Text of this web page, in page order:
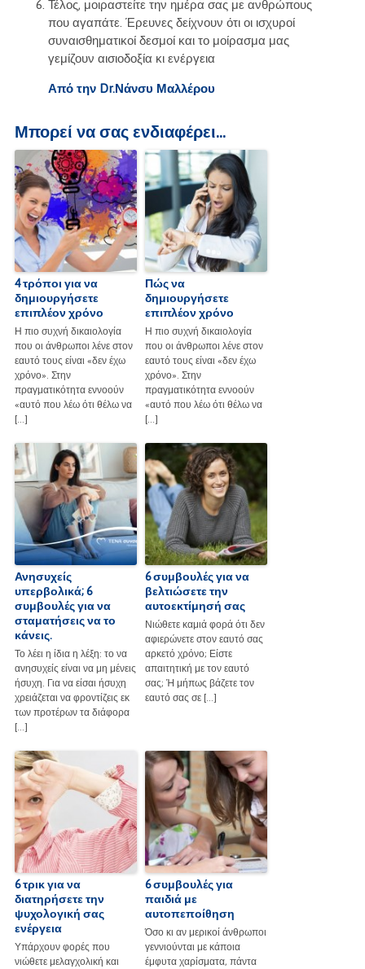
Τέλος, μοιραστείτε την ημέρα σας με ανθρώπους
που αγαπάτε. Έρευνες δείχνουν ότι οι ισχυροί
συναισθηματικοί δεσμοί και το μοίρασμα μας
γεμίζουν αισιοδοξία κι ενέργεια
Από την Dr.Νάνσυ Μαλλέρου
Μπορεί να σας ενδιαφέρει...
4 τρόποι για να
δημιουργήσετε
επιπλέον χρόνο
Η πιο συχνή δικαιολογία
που οι άνθρωποι λένε στον
εαυτό τους είναι «δεν έχω
χρόνο». Στην
πραγματικότητα εννοούν
«αυτό που λέω ότι θέλω να
[…]
Πώς να
δημιουργήσετε
επιπλέον χρόνο
Η πιο συχνή δικαιολογία
που οι άνθρωποι λένε στον
εαυτό τους είναι «δεν έχω
χρόνο». Στην
πραγματικότητα εννοούν
«αυτό που λέω ότι θέλω να
[…]
Ανησυχείς
υπερβολικά; 6
συμβουλές για να
σταματήσεις να το
κάνεις.
Το λέει η ίδια η λέξη: το να
ανησυχείς είναι να μη μένεις
ήσυχη. Για να είσαι ήσυχη
χρειάζεται να φροντίζεις εκ
των προτέρων τα διάφορα
[…]
6 συμβουλές για να
βελτιώσετε την
αυτοεκτίμησή σας
Νιώθετε καμιά φορά ότι δεν
αφιερώνετε στον εαυτό σας
αρκετό χρόνο; Είστε
απαιτητική με τον εαυτό
σας; Ή μήπως βάζετε τον
εαυτό σας σε […]
6 τρικ για να
διατηρήσετε την
ψυχολογική σας
ενέργεια
Υπάρχουν φορές που
νιώθετε μελαγχολική και
6 συμβουλές για
παιδιά με
αυτοπεποίθηση
Όσο κι αν μερικοί άνθρωποι
γεννιούνται με κάποια
έμφυτα χαρίσματα, πάντα